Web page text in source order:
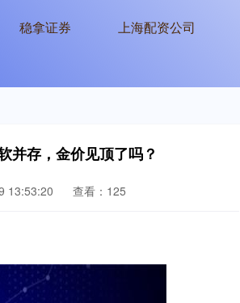
稳拿证券 上海配资公司
并存，金价见顶了吗？
13:53:20 查看：125